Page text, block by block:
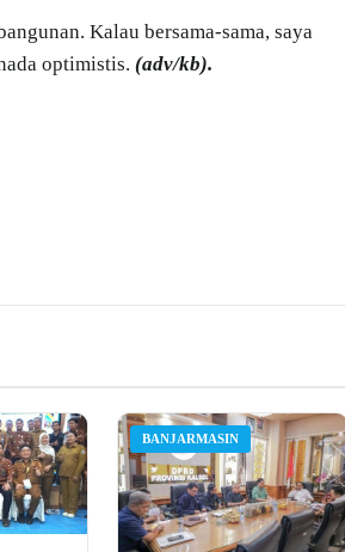
Kalau bersama-sama, saya
optimistis. (adv/kb).
BANJARMASIN